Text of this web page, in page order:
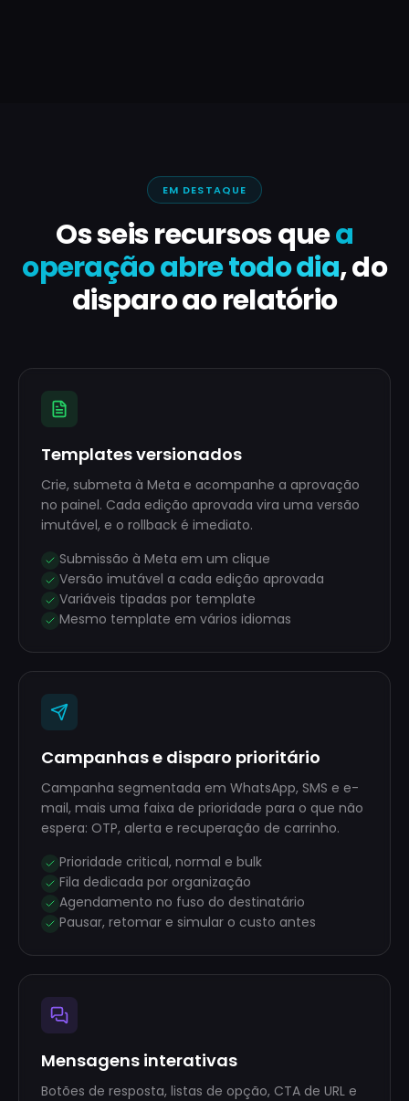
EM DESTAQUE
Os seis recursos quea
operação abre todo dia, do
disparo ao relatório
Templates versionados
Crie, submeta à Meta e acompanhe a aprovação
no painel. Cada edição aprovada vira uma versão
imutável, e o rollback é imediato.
Submissão à Meta em um clique
Versão imutável a cada edição aprovada
Variáveis tipadas por template
Mesmo template em vários idiomas
Campanhas e disparo prioritário
Campanha segmentada em WhatsApp, SMS e e-
mail, mais uma faixa de prioridade para o que não
espera: OTP, alerta e recuperação de carrinho.
Prioridade critical, normal e bulk
Fila dedicada por organização
Agendamento no fuso do destinatário
Pausar, retomar e simular o custo antes
Mensagens interativas
Botões de resposta, listas de opção, CTA de URL e